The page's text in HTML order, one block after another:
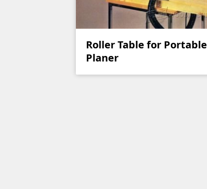
Roller Table for Portable
Planer